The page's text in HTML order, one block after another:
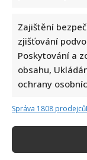
Zajištění
zjišťování
Poskytování a
obsahu,
ochrany
Správa 1808 prodejců